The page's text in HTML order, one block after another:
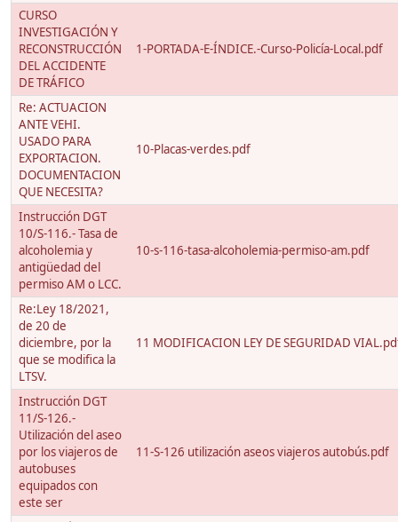
CURSO
INVESTIGACIÓN Y
RECONSTRUCCIÓN
DEL ACCIDENTE
DE TRÁFICO
1-PORTADA-E-ÍNDICE.-Curso-Policía-Local.pdf
Re: ACTUACION
ANTE VEHI.
USADO PARA
EXPORTACION.
DOCUMENTACION
QUE NECESITA?
10-Placas-verdes.pdf
Instrucción DGT
10/S-116.- Tasa de
alcoholemia y
antigüedad del
permiso AM o LCC.
10-s-116-tasa-alcoholemia-permiso-am.pdf
Re:Ley 18/2021,
de 20 de
diciembre, por la
que se modifica la
LTSV.
11 MODIFICACION LEY DE SEGURIDAD
Instrucción DGT
11/S-126.-
Utilización del aseo
por los viajeros de
autobuses
equipados con
este ser
11-S-126 utilización aseos viajeros autobús.pdf